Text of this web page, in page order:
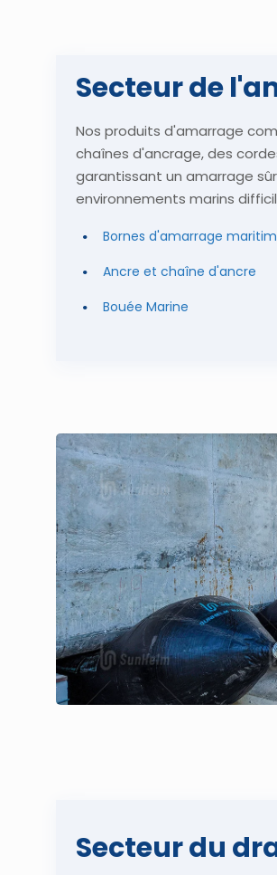
Secteur de
Nos produits d'amarrage
chaînes d'ancrage, des
garantissant un amarrage
environnements marins
Bornes d'amarrage
Ancre et chaîne d'ancre
Bouée Marine
Secteur du